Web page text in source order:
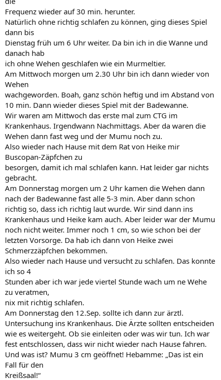
Frequenz wieder auf 30 min. herunter.
Natürlich ohne richtig schlafen zu können, ging dieses Spiel
dann bis
Dienstag früh um 6 Uhr weiter. Da bin ich in die Wanne und
danach hab
ich ohne Wehen geschlafen wie ein Murmeltier.
Am Mittwoch morgen um 2.30 Uhr bin ich dann wieder von
Wehen
wachgeworden. Boah, ganz schön heftig und im Abstand von
10 min. Dann wieder dieses Spiel mit der Badewanne.
Wir waren am Mittwoch das erste mal zum CTG im
Krankenhaus. Irgendwann Nachmittags. Aber da waren die
Wehen dann fast weg und der Mumu noch zu.
Also wieder nach Hause mit dem Rat von Heike mir
Buscopan-Zäpfchen zu
besorgen, damit ich mal schlafen kann. Hat leider gar nichts
gebracht.
Am Donnerstag morgen um 2 Uhr kamen die Wehen dann
nach der Badewanne fast alle 5-3 min. Aber dann schon
richtig so, dass ich richtig laut wurde. Wir sind dann ins
Krankenhaus und Heike kam auch. Aber leider war der Mumu
noch nicht weiter. Immer noch 1 cm, so wie schon bei der
letzten Vorsorge. Da hab ich dann von Heike zwei
Schmerzzäpfchen bekommen.
Also wieder nach Hause und versucht zu schlafen. Das konnte
ich so 4
Stunden aber ich war jede viertel Stunde wach um ne Wehe
zu veratmen,
nix mit richtig schlafen.
Am Donnerstag den 12.Sep. sollte ich dann zur ärztl.
Untersuchung ins Krankenhaus. Die Ärzte sollten entscheiden
wie es weitergeht. Ob sie einleiten oder was wir tun. Ich war
fest entschlossen, dass wir nicht wieder nach Hause fahren.
Und was ist? Mumu 3 cm geöffnet! Hebamme: „Das ist ein
Fall für den
Kreißsaal!“